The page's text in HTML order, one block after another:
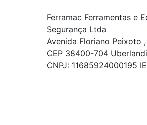
Ferramac Ferramentas e
Segurança Ltda
Avenida Floriano Peixoto
CEP 38400-704
CNPJ: 11685924000195